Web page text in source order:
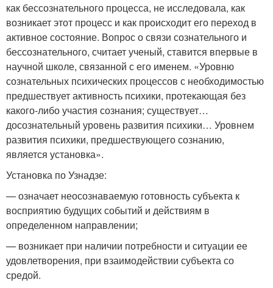
как бессознательного процесса, не исследовала, как
возникает этот процесс и как происходит его переход в
активное состояние. Вопрос о связи сознательного и
бессознательного, считает ученый, ставится впервые в
научной школе, связанной с его именем. «Уровню
сознательных психических процессов с необходимостью
предшествует активность психики, протекающая без
какого-либо участия сознания; существует…
досознательный уровень развития психики… Уровнем
развития психики, предшествующего сознанию,
является установка».
Установка по Узнадзе:
— означает неосознаваемую готовность субъекта к
восприятию будущих событий и действиям в
определенном направлении;
— возникает при наличии потребности и ситуации ее
удовлетворения, при взаимодействии субъекта со
средой.